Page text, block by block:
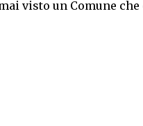
visto un Comune